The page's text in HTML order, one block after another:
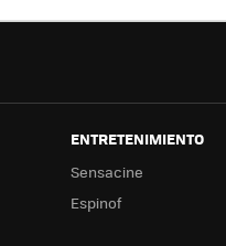
ENTRETENIMIENTO
Sensacine
Espinof